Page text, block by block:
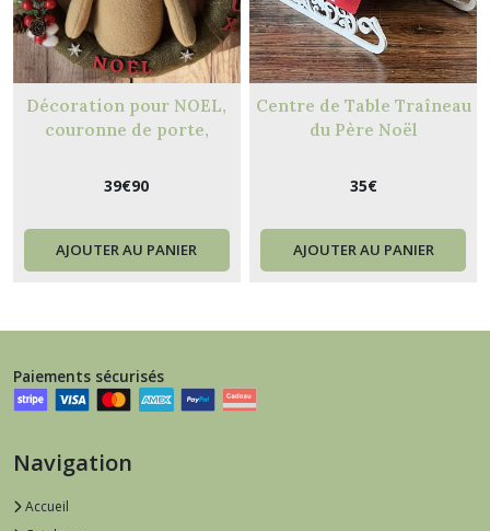
Décoration pour NOEL,
couronne de porte,
couronne à suspendre M9
39€90
AJOUTER AU PANIER
Centre de Table Traîneau
du Père Noël
35€
AJOUTER AU PANIER
Paiements sécurisés
Navigation
Accueil